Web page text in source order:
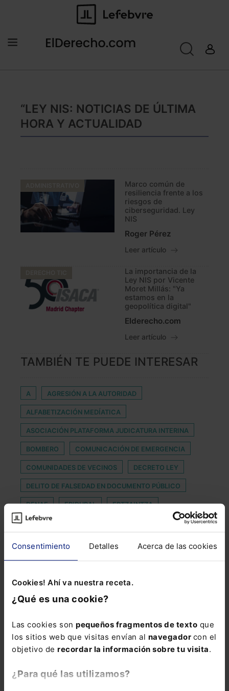
Consentimiento Detalles Acerca de las cookies
Cookies! Ahí va nuestra receta.
¿Qué es una cookie?
Las cookies son pequeños fragmentos de texto que
los sitios web que visitas envían al navegador con el
objetivo de recordar la información sobre tu visita.
¿Para qué las utilizamos?
“LEY NIS: NOTICIAS DE ÚLTIMA
HORA Y ACTUALIDAD
Marco común de
resiliencia frente a los
riesgos de
ciberseguridad. Ley
NIS
Roger Pérez
Leer artículo
La importancia de la
Ley NIS por Vicente
Moret Millás: "Ya
estamos en la
geopolítica digital"
Elderecho.com
Leer artículo
TAMBIÉN TE PUEDE INTERESAR
A AGRESIÓN A LA AUTORIDAD
ALFABETIZACIÓN MEDÍATICA
ASOCIACIÓN PLATAFORMA JUDICATURA INTERINA
BOMBERO COMUNICACIÓN DE EMERGENCIA
COMUNIDADES DE VECINOS DECRETO LEY
DELITO DE FALSEDAD EN DOCUMENTO PÚBLICO
DENAE EPIDURAL ERTZAINTZA
FRACCIONAMIENTO DE PAGO
GROWTH ACADEMY: HEALTH & WELLBEING
JUSTICIA DIGITAL LEGAL ACADEMY
LEGITIMADO LUZ VERDE
MOVILIDAD EN ESPAÑA Y LA UE
ORGANIZACIONES PROFESIONALES AGRARIAS
PAGO ONLINE PISCINAS PROCESO CIVIL
REELEGIDO REEMBOLSO